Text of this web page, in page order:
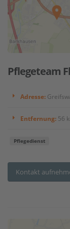
Pflegeteam
Adresse:
Entfernung: 56
Pflegedienst
Kontakt